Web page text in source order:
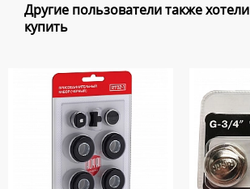
Другие пользователи также хотели
купить